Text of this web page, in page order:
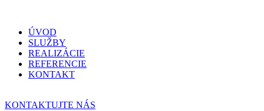
ÚVOD
SLUŽBY
REALIZÁCIE
REFERENCIE
KONTAKT
KONTAKTUJTE NÁS